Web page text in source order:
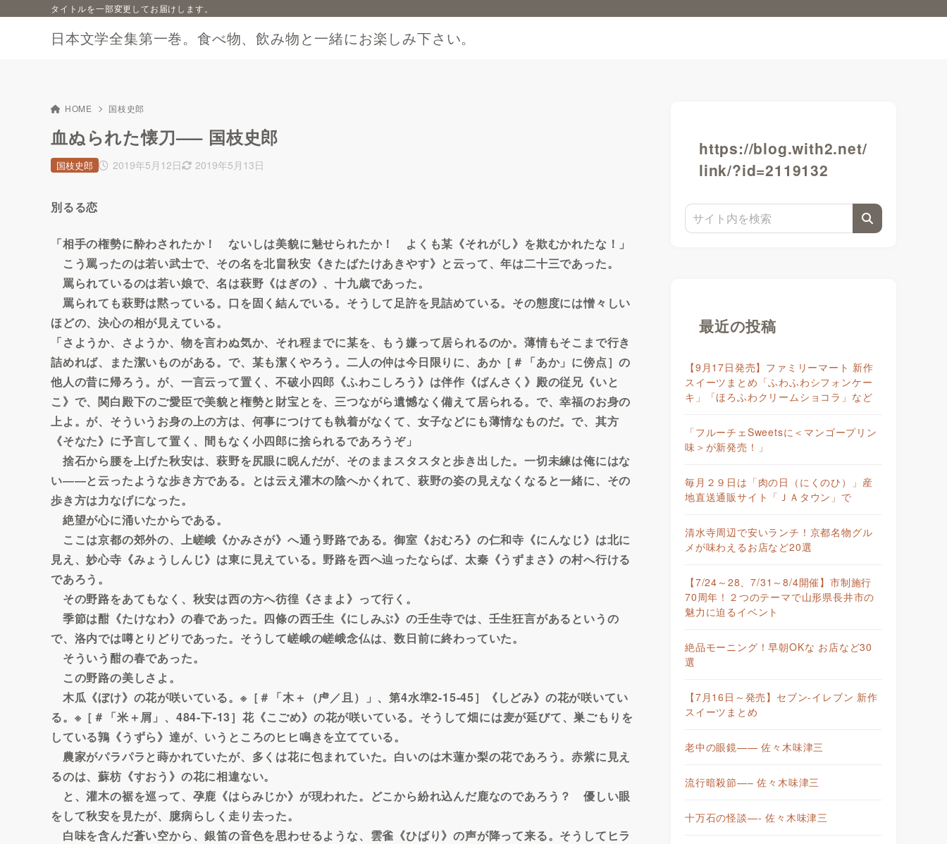
日本文学全集第一巻。食べ物、飲み物と一緒にお楽しみ下さい。
タイトルを一部変更してお届けします。
HOME 国枝史郎
血ぬられた懐刀—– 国枝史郎
2019年5月12日 2019年5月13日
国枝史郎
別るる恋
「相手の権勢に酔わされたか！ ないしは美貌に魅せられたか！ よくも某《それがし》を欺むかれたな！」
こう罵ったのは若い武士で、その名を北畠秋安《きたばたけあきやす》と云って、年は二十三であった。
罵られているのは若い娘で、名は萩野《はぎの》、十九歳であった。
罵られても萩野は黙っている。口を固く結んでいる。そうして足許を見詰めている。その態度には憎々しい
ほどの、決心の相が見えている。
「さようか、さようか、物を言わぬ気か、それ程までに某を、もう嫌って居られるのか。薄情もそこまで行き
詰めれば、また潔いものがある。で、某も潔くやろう。二人の仲は今日限りに、あか［＃「あか」に傍点］の
他人の昔に帰ろう。が、一言云って置く、不破小四郎《ふわこしろう》は伴作《ばんさく》殿の従兄《いと
こ》で、関白殿下のご愛臣で美貌と権勢と財宝とを、三つながら遺憾なく備えて居られる。で、幸福のお身の
上よ。が、そういうお身の上の方は、何事につけても執着がなくて、女子などにも薄情なものだ。で、其方
《そなた》に予言して置く、間もなく小四郎に捨られるであろうぞ」
捨石から腰を上げた秋安は、萩野を尻眼に睨んだが、そのままスタスタと歩き出した。一切未練は俺にはな
い――と云ったような歩き方である。とは云え灌木の陰へかくれて、萩野の姿の見えなくなると一緒に、その
歩き方は力なげになった。
絶望が心に涌いたからである。
ここは京都の郊外の、上嵯峨《かみさが》へ通う野路である。御室《おむろ》の仁和寺《にんなじ》は北に
見え、妙心寺《みょうしんじ》は東に見えている。野路を西へ辿ったならば、太秦《うずまさ》の村へ行ける
であろう。
その野路をあてもなく、秋安は西の方へ彷徨《さまよ》って行く。
季節は酣《たけなわ》の春であった。四條の西壬生《にしみぶ》の壬生寺では、壬生狂言があるというの
で、洛内では噂とりどりであった。そうして嵯峨の嵯峨念仏は、数日前に終わっていた。
そういう酣の春であった。
この野路の美しさよ。
木瓜《ぼけ》の花が咲いている。※［＃「木＋（虍／且）」、第4水準2-15-45］《しどみ》の花が咲いてい
る。※［＃「米＋屑」、484-下-13］花《こごめ》の花が咲いている。そうして畑には麦が延びて、巣ごもりを
している鶉《うずら》達が、いうところのヒヒ鳴きを立てている。
農家がパラパラと蒔かれていたが、多くは花に包まれていた。白いのは木蓮か梨の花であろう。赤紫に見え
るのは、蘇枋《すおう》の花に相違ない。
と、灌木の裾を巡って、孕鹿《はらみじか》が現われた。どこから紛れ込んだ鹿なのであろう？ 優しい眼
をして秋安を見たが、臆病らしく走り去った。
白味を含んだ蒼い空から、銀笛の音色を思わせるような、雲雀《ひばり》の声が降って来る。そうしてヒラ
https://blog.with2.net/
link/?id=2119132
最近の投稿
【9月17日発売】ファミリーマート 新作
スイーツまとめ「ふわふわシフォンケー
キ」「ほろふわクリームショコラ」など
「フルーチェSweetsに＜マンゴープリン
味＞が新発売！」
毎月２９日は「肉の日（にくのひ）」産
地直送通販サイト「ＪＡタウン」で
清水寺周辺で安いランチ！京都名物グル
メが味わえるお店など20選
【7/24～28、7/31～8/4開催】市制施行
70周年！２つのテーマで山形県長井市の
魅力に迫るイベント
絶品モーニング！早朝OKな お店など30
選
【7月16日～発売】セブン-イレブン 新作
スイーツまとめ
老中の眼鏡—— 佐々木味津三
流行暗殺節—– 佐々木味津三
十万石の怪談—- 佐々木味津三